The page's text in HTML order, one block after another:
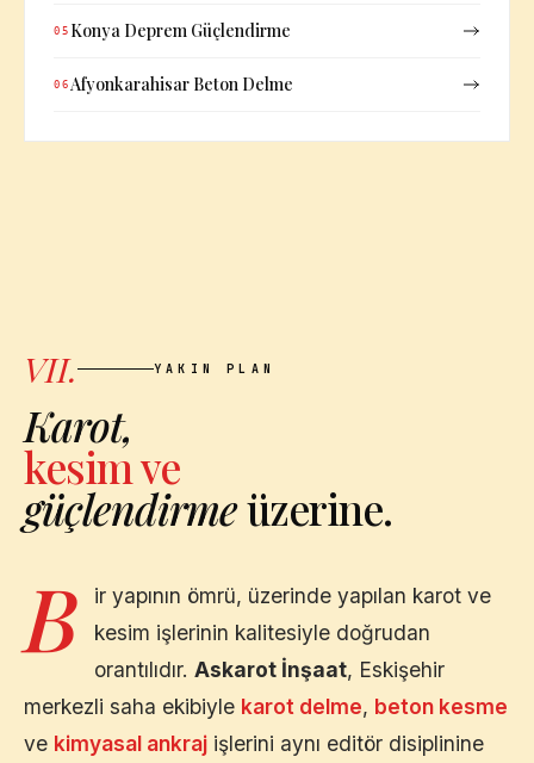
05 Konya Deprem Güçlendirme
06 Afyonkarahisar Beton Delme
VII. YAKIN PLAN
Karot,
kesim ve
güçlendirmeüzerine.
B
ir yapının ömrü, üzerinde yapılan karot ve
kesim işlerinin kalitesiyle doğrudan
orantılıdır. Askarot İnşaat, Eskişehir
merkezli saha ekibiyle karot delme, beton kesme
ve kimyasal ankraj işlerini aynı editör disiplinine